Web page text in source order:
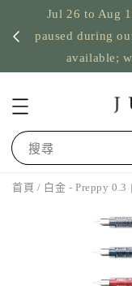
Jul 26 to Aug
paused during
available;
搜尋
首頁 / 白金 - Preppy 0.3